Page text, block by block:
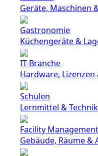
Geräte, Maschinen
Gastronomie
Küchengeräte &
IT-Branche
Hardware, Lizenzen
Schulen
Lernmittel &
Facility Management
Gebäude, Räume